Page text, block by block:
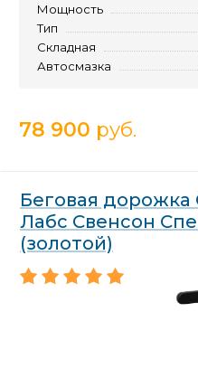
Мощность
Тип
Складная
Автосмазка
78 900 руб.
Беговая
Лабс Свенсон
(золотой)